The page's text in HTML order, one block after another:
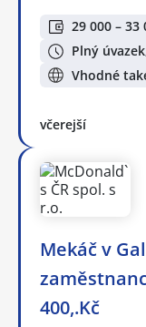
29 000 – 33
Plný
Vhodné
včerejší
Mekáč v
400,.Kč